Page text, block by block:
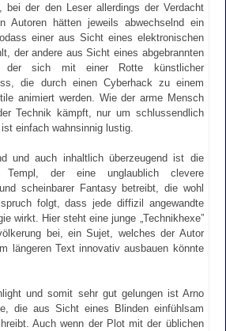
bei der den Leser allerdings der Verdacht
Autoren hätten jeweils abwechselnd ein
einer aus Sicht eines elektronischen
der andere aus Sicht eines abgebrannten
der sich mit einer Rotte künstlicher
die durch einen Cyberhack zu einem
animiert werden. Wie der arme Mensch
Technik kämpft, nur um schlussendlich
einfach wahnsinnig lustig.
und auch inhaltlich überzeugend ist die
der eine unglaublich clevere
scheinbarer Fantasy betreibt, die wohl
folgt, dass jede diffizil angewandte
wirkt. Hier steht eine junge „Technikhexe”
bei, ein Sujet, welches der Autor
längeren Text innovativ ausbauen könnte
und somit sehr gut gelungen ist Arno
die aus Sicht eines Blinden einfühlsam
Auch wenn der Plot mit der üblichen